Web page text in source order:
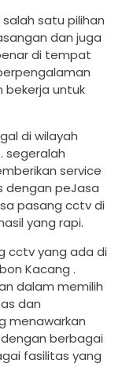
satu pilihan
dan juga
di tempat
bekerja untuk
di wilayah
segeralah
service
dengan peJasa
pasang cctv di
yang rapi.
cctv yang ada di
Kacang .
dalam memilih
dan
menawarkan
berbagai
fasilitas yang